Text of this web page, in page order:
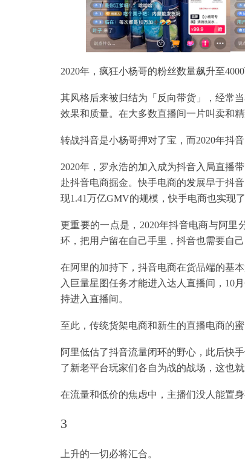
2020年，疯狂小杨哥的粉丝数量飙升至
其风格后来被归结为「反向带货」，经常
效果和质量。在大多数直播间一片叫卖和
转战抖音是小杨哥押对了宝，而2020年抖
2020年，罗永浩的加入成为抖音入局直播
赴抖音电商掘金。快手电商的发展早于抖
现1.41万亿GMV的规模，快手电商也实现了
更重要的一点是，2020年抖音电商与阿
环，把用户留在自己手里，抖音也需要自己
在阿里的加持下，抖音电商在货品端的基
入巨量星图任务才能进入达人直播间，10
持进入直播间。
至此，传统货架电商和新生的直播电商的蜜
阿里低估了抖音流量闭环的野心，此后快
了新老平台玩家们各自为战的战场，这也
在流量和低价的焦虑中，主播们没人能置身
3
上升的一切必将汇合。